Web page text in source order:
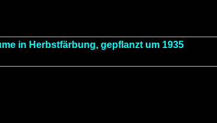
in Herbstfärbung, gepflanzt um 1935